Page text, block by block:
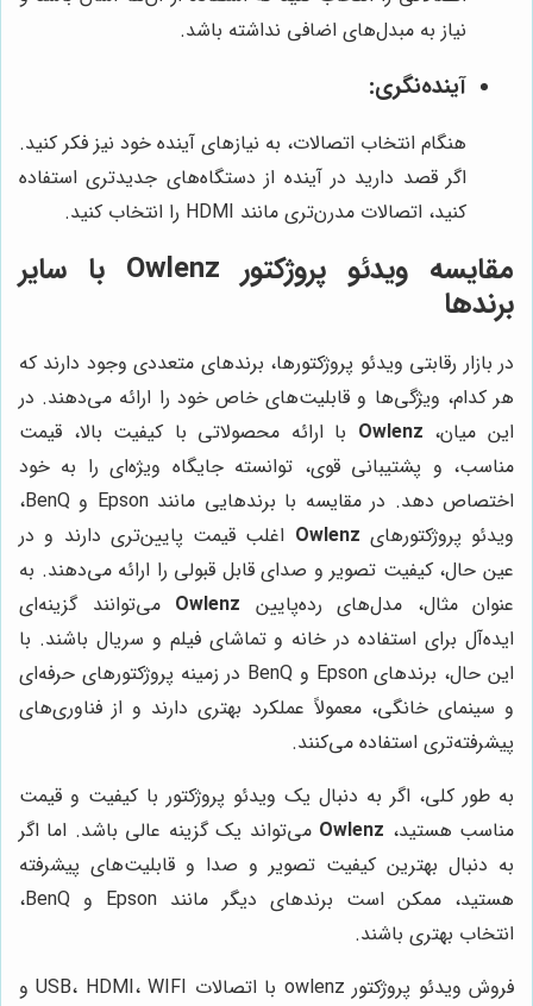
نیاز به مبدل‌های اضافی نداشته باشد.
آینده‌نگری:
هنگام انتخاب اتصالات، به نیازهای آینده خود نیز فکر کنید.
اگر قصد دارید در آینده از دستگاه‌های جدیدتری استفاده
کنید، اتصالات مدرن‌تری مانند HDMI را انتخاب کنید.
مقایسه ویدئو پروژکتور Owlenz با سایر
برندها
در بازار رقابتی ویدئو پروژکتورها، برندهای متعددی وجود دارند که
هر کدام، ویژگی‌ها و قابلیت‌های خاص خود را ارائه می‌دهند. در
این میان، Owlenz با ارائه محصولاتی با کیفیت بالا، قیمت
مناسب، و پشتیبانی قوی، توانسته جایگاه ویژه‌ای را به خود
اختصاص دهد. در مقایسه با برندهایی مانند Epson و BenQ،
ویدئو پروژکتورهای Owlenz اغلب قیمت پایین‌تری دارند و در
عین حال، کیفیت تصویر و صدای قابل قبولی را ارائه می‌دهند. به
عنوان مثال، مدل‌های رده‌پایین Owlenz می‌توانند گزینه‌ای
ایده‌آل برای استفاده در خانه و تماشای فیلم و سریال باشند. با
این حال، برندهای Epson و BenQ در زمینه پروژکتورهای حرفه‌ای
و سینمای خانگی، معمولاً عملکرد بهتری دارند و از فناوری‌های
پیشرفته‌تری استفاده می‌کنند.
به طور کلی، اگر به دنبال یک ویدئو پروژکتور با کیفیت و قیمت
مناسب هستید، Owlenz می‌تواند یک گزینه عالی باشد. اما اگر
به دنبال بهترین کیفیت تصویر و صدا و قابلیت‌های پیشرفته
هستید، ممکن است برندهای دیگر مانند Epson و BenQ،
انتخاب بهتری باشند.
فروش ویدئو پروژکتور owlenz با اتصالات USB، HDMI، WIFI و